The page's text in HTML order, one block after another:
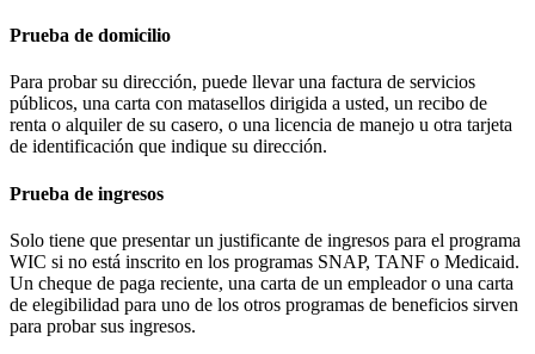
Prueba de domicilio
Para probar su dirección, puede llevar una factura de servicios
públicos, una carta con matasellos dirigida a usted, un recibo de
renta o alquiler de su casero, o una licencia de manejo u otra tarjeta
de identificación que indique su dirección.
Prueba de ingresos
Solo tiene que presentar un justificante de ingresos para el programa
WIC si no está inscrito en los programas SNAP, TANF o Medicaid.
Un cheque de paga reciente, una carta de un empleador o una carta
de elegibilidad para uno de los otros programas de beneficios sirven
para probar sus ingresos.